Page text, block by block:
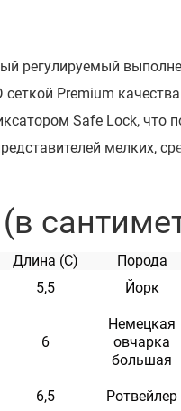
регулируемый
Premium
Safe Lock, что
мелких,
Нейлон
Длина (C) Порода
5,5 Йорк
6
Немецкая
овчарка
большая
6,5 Ротвейлер